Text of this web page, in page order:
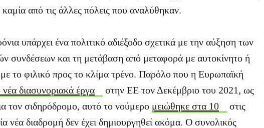
από τις άλλες πόλεις που αναλύθηκαν.
υπάρχει ένα πολιτικό αδιέξοδο σχετικά με την αύξηση των
συνδέσεων και τη μετάβαση από μεταφορά με αυτοκίνητο ή
το φιλικό προς το κλίμα τρένο. Παρόλο που η Ευρωπαϊκή
νέα διασυνοριακά έργα
στην ΕΕ τον Δεκέμβριο του 2021, ως
τον σιδηρόδρομο, αυτό το νούμερο μειώθηκε στα 10
στις
νέα διαδρομή δεν έχει δημιουργηθεί ακόμα. Ο συνολικός